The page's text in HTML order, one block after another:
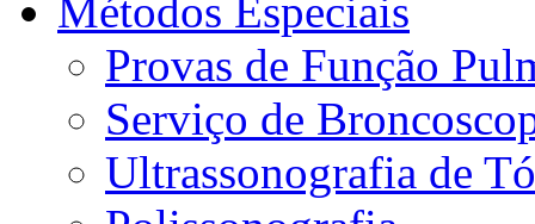
Métodos Especiais
Provas de Função
Serviço de
Ultrassonografia de